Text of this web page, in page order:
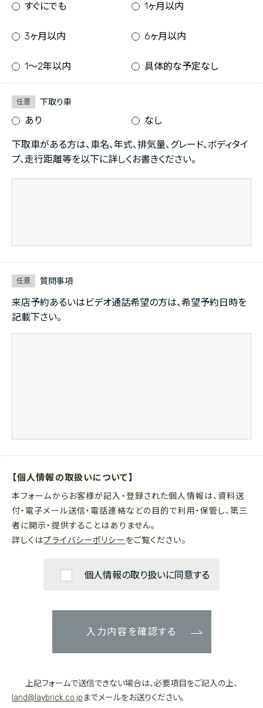
すぐにでも 1ヶ月以内
3ヶ月以内 6ヶ月以内
1〜2年以内 具体的な予定なし
任意 下取り車
あり なし
下取車がある方は、車名、年式、排気量、グレード、ボディタイ
プ、走行距離等を以下に詳しくお書きください。
任意 質問事項
来店予約あるいはビデオ通話希望の方は、希望予約日時を
記載下さい。
【個人情報の取扱いについて】
本フォームからお客様が記入・登録された個人情報は、資料送
付・電子メール送信・電話連絡などの目的で利用・保管し、第三
者に開示・提供することはありません。
詳しくはプライバシーポリシーをご覧ください。
個人情報の取り扱いに同意する
入力内容を確認する
上記フォームで送信できない場合は、必要項目をご記入の上、
land@laybrick.co.jpまでメールをお送りください。